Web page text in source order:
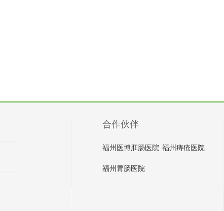
合作伙伴
福州医博肛肠医院 福州痔疮医院
福州胃肠医院